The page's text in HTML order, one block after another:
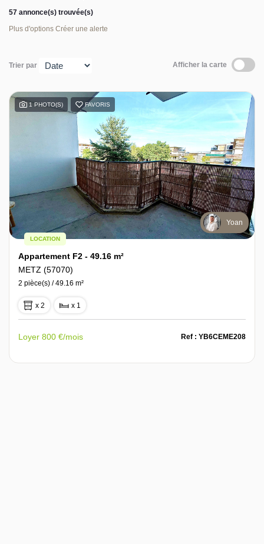
57 annonce(s) trouvée(s)
Plus d'options Créer une alerte
Trier par Afficher la carte
1 PHOTO(S) FAVORIS
Yoan
LOCATION
Appartement F2 - 49.16 m²
METZ (57070)
2 pièce(s) / 49.16 m²
x 2 x 1
Loyer 800 €/mois Ref : YB6CEME208